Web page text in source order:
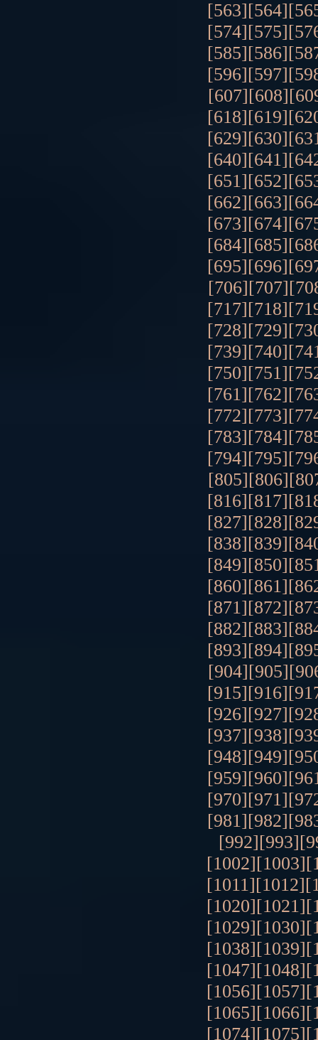
[563][564]
[574][575]
[585][586]
[596][597]
[607][608]
[618][619]
[629][630]
[640][641]
[651][652]
[662][663]
[673][674]
[684][685]
[695][696]
[706][707]
[717][718]
[728][729]
[739][740]
[750][751]
[761][762]
[772][773]
[783][784]
[794][795]
[805][806]
[816][817]
[827][828]
[838][839]
[849][850]
[860][861]
[871][872]
[882][883]
[893][894]
[904][905]
[915][916]
[926][927]
[937][938]
[948][949]
[959][960]
[970][971]
[981][982]
[992][993]
[1002][1003]
[1011][1012]
[1020][1021]
[1029][1030]
[1038][1039]
[1047][1048]
[1056][1057]
[1065][1066]
[1074][1075]